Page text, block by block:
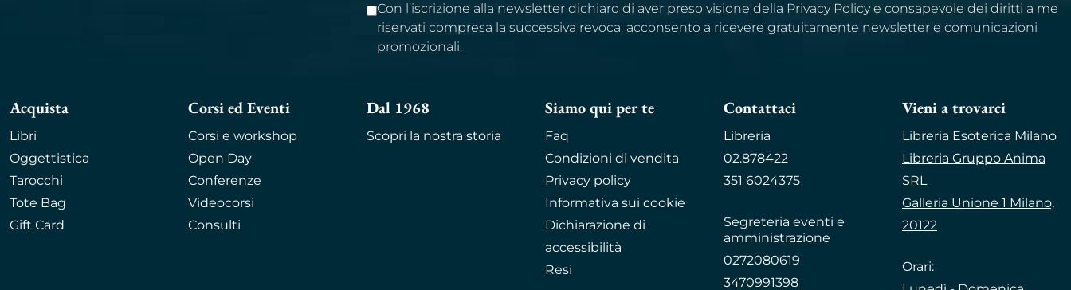
Con l’iscrizione alla newsletter dichiaro di aver preso visione della Privacy Policy e consapevole dei diritti a me
riservati compresa la successiva revoca, acconsento a ricevere gratuitamente newsletter e comunicazioni
promozionali.
Acquista
Libri
Oggettistica
Tarocchi
Tote Bag
Gift Card
Corsi ed Eventi
Corsi e workshop
Open Day
Conferenze
Videocorsi
Consulti
Dal 1968
Scopri la nostra storia
Siamo qui per te
Faq
Condizioni di vendita
Privacy policy
Informativa sui cookie
Dichiarazione di
accessibilità
Resi
Contattaci
Libreria
02.878422
351 6024375
Segreteria eventi e
amministrazione
0272080619
3470991398
Vieni a trovarci
Libreria Esoterica Milano
Libreria Gruppo Anima
SRL
Galleria Unione 1 Milano,
20122
Orari: